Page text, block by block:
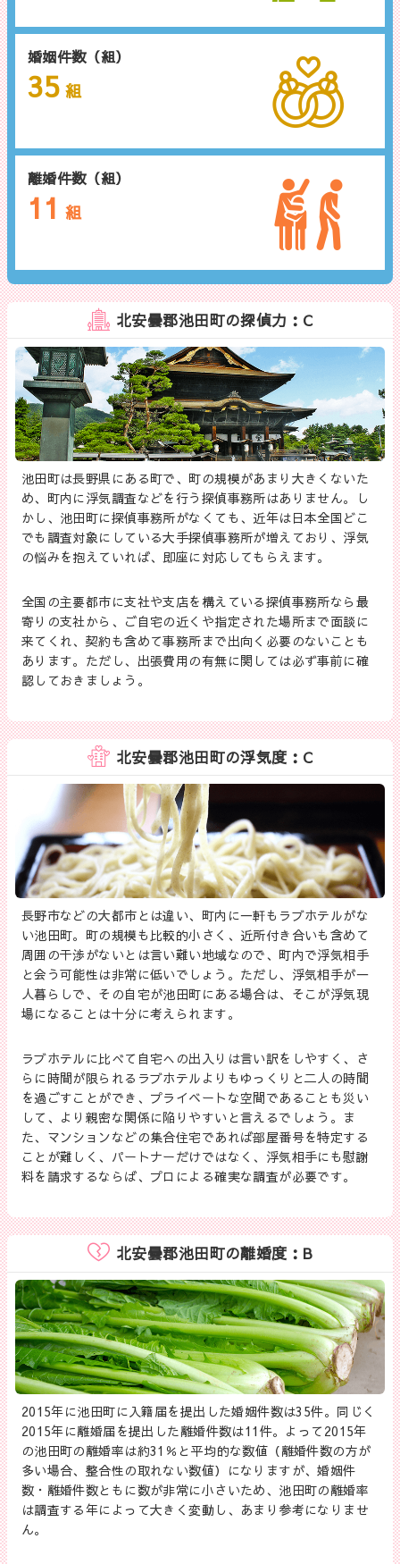
離婚件数（組）
11 組
婚姻件数（組）
35 組
北安曇郡池田町の探偵力：C
池田町は長野県にある町で、町の規模があまり大きくないた
め、町内に浮気調査などを行う探偵事務所はありません。し
かし、池田町に探偵事務所がなくても、近年は日本全国どこ
でも調査対象にしている大手探偵事務所が増えており、浮気
の悩みを抱えていれば、即座に対応してもらえます。
全国の主要都市に支社や支店を構えている探偵事務所なら最
寄りの支社から、ご自宅の近くや指定された場所まで面談に
来てくれ、契約も含めて事務所まで出向く必要のないことも
あります。ただし、出張費用の有無に関しては必ず事前に確
認しておきましょう。
北安曇郡池田町の浮気度：C
長野市などの大都市とは違い、町内に一軒もラブホテルがな
い池田町。町の規模も比較的小さく、近所付き合いも含めて
周囲の干渉がないとは言い難い地域なので、町内で浮気相手
と会う可能性は非常に低いでしょう。ただし、浮気相手が一
人暮らしで、その自宅が池田町にある場合は、そこが浮気現
場になることは十分に考えられます。
ラブホテルに比べて自宅への出入りは言い訳をしやすく、さ
らに時間が限られるラブホテルよりもゆっくりと二人の時間
を過ごすことができ、プライベートな空間であることも災い
して、より親密な関係に陥りやすいと言えるでしょう。ま
た、マンションなどの集合住宅であれば部屋番号を特定する
ことが難しく、パートナーだけではなく、浮気相手にも慰謝
料を請求するならば、プロによる確実な調査が必要です。
北安曇郡池田町の離婚度：B
2015年に池田町に入籍届を提出した婚姻件数は35件。同じく
2015年に離婚届を提出した離婚件数は11件。よって2015年
の池田町の離婚率は約31％と平均的な数値（離婚件数の方が
多い場合、整合性の取れない数値）になりますが、婚姻件
数・離婚件数ともに数が非常に小さいため、池田町の離婚率
は調査する年によって大きく変動し、あまり参考になりませ
ん。